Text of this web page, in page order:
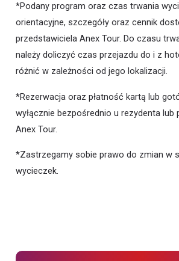
*Podany program oraz czas trwania
orientacyjne, szczegóły oraz cennik
przedstawiciela Anex Tour. Do czasu
należy doliczyć czas przejazdu do i z
różnić w zależności od jego lokalizacji.
*Rezerwacja oraz płatność kartą lub
wyłącznie bezpośrednio u rezydenta lub
Anex Tour.
*Zastrzegamy sobie prawo do zmian w
wycieczek.